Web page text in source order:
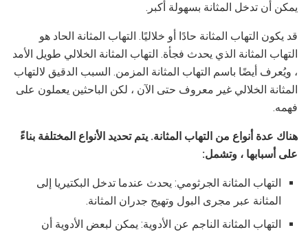
يمكن أن تدخل المثانة بسهولة أكبر.
قد يكون التهاب المثانة حادًا أو خلاليًا. التهاب المثانة الحاد هو
التهاب المثانة الذي يحدث فجأة. التهاب المثانة الخلالي طويل الأمد
، ويُعرف أيضًا باسم التهاب المثانة المزمن. السبب الدقيق لالتهاب
المثانة الخلالي غير معروف حتى الآن ، لكن الباحثين يعملون على
فهمه.
هناك عدة أنواع من التهاب المثانة. يتم تحديد الأنواع المختلفة بناءً
على أسبابها ، وتشمل:
التهاب المثانة الجرثومي: يحدث عندما تدخل البكتيريا إلى
المثانة عبر مجرى البول وتهيج جدران المثانة.
التهاب المثانة الناجم عن الأدوية: يمكن لبعض الأدوية أن